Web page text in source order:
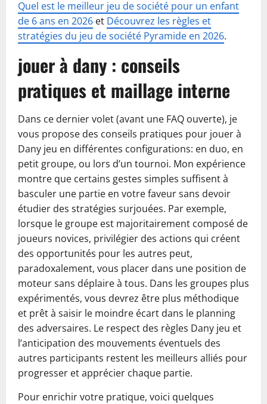
Quel est le meilleur jeu de société pour un enfant
de 6 ans en 2026 et Découvrez les règles et
stratégies du jeu de société Pyramide en 2026.
jouer à dany : conseils
pratiques et maillage interne
Dans ce dernier volet (avant une FAQ ouverte), je
vous propose des conseils pratiques pour jouer à
Dany jeu en différentes configurations: en duo, en
petit groupe, ou lors d’un tournoi. Mon expérience
montre que certains gestes simples suffisent à
basculer une partie en votre faveur sans devoir
étudier des stratégies surjouées. Par exemple,
lorsque le groupe est majoritairement composé de
joueurs novices, privilégier des actions qui créent
des opportunités pour les autres peut,
paradoxalement, vous placer dans une position de
moteur sans déplaire à tous. Dans les groupes plus
expérimentés, vous devrez être plus méthodique
et prêt à saisir le moindre écart dans le planning
des adversaires. Le respect des règles Dany jeu et
l’anticipation des mouvements éventuels des
autres participants restent les meilleurs alliés pour
progresser et apprécier chaque partie.
Pour enrichir votre pratique, voici quelques